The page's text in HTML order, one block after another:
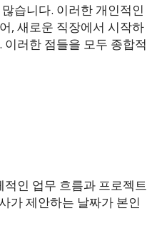
습니다. 이러한 개인적인
, 새로운 직장에서 시작하
러한 점들을 모두 종합적
인 업무 흐름과 프로젝트
가 제안하는 날짜가 본인